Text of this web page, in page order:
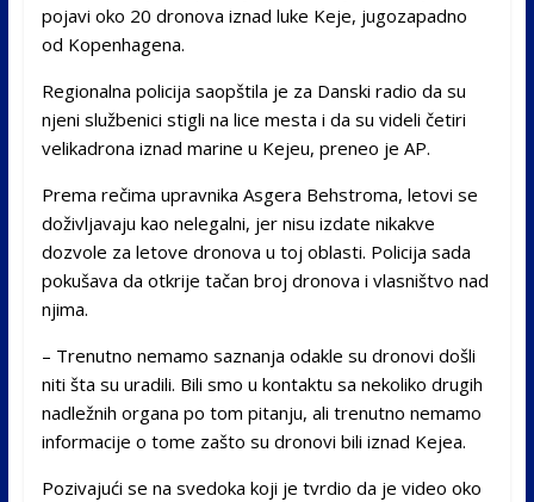
pojavi oko 20 dronova iznad luke Keje, jugozapadno
od Kopenhagena.
Regionalna policija saopštila je za Danski radio da su
njeni službenici stigli na lice mesta i da su videli četiri
velikadrona iznad marine u Kejeu, preneo je AP.
Prema rečima upravnika Asgera Behstroma, letovi se
doživljavaju kao nelegalni, jer nisu izdate nikakve
dozvole za letove dronova u toj oblasti. Policija sada
pokušava da otkrije tačan broj dronova i vlasništvo nad
njima.
– Trenutno nemamo saznanja odakle su dronovi došli
niti šta su uradili. Bili smo u kontaktu sa nekoliko drugih
nadležnih organa po tom pitanju, ali trenutno nemamo
informacije o tome zašto su dronovi bili iznad Kejea.
Pozivajući se na svedoka koji je tvrdio da je video oko